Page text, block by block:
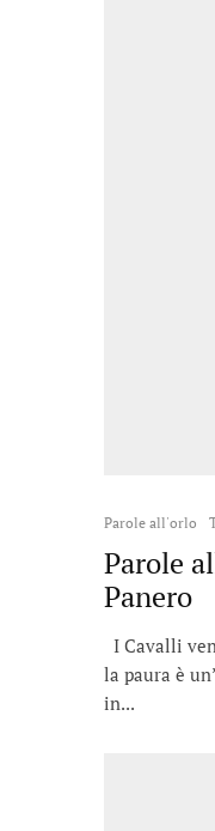
Parole all'orlo
Parole
Panero
I Cavalli
la paura è
in...